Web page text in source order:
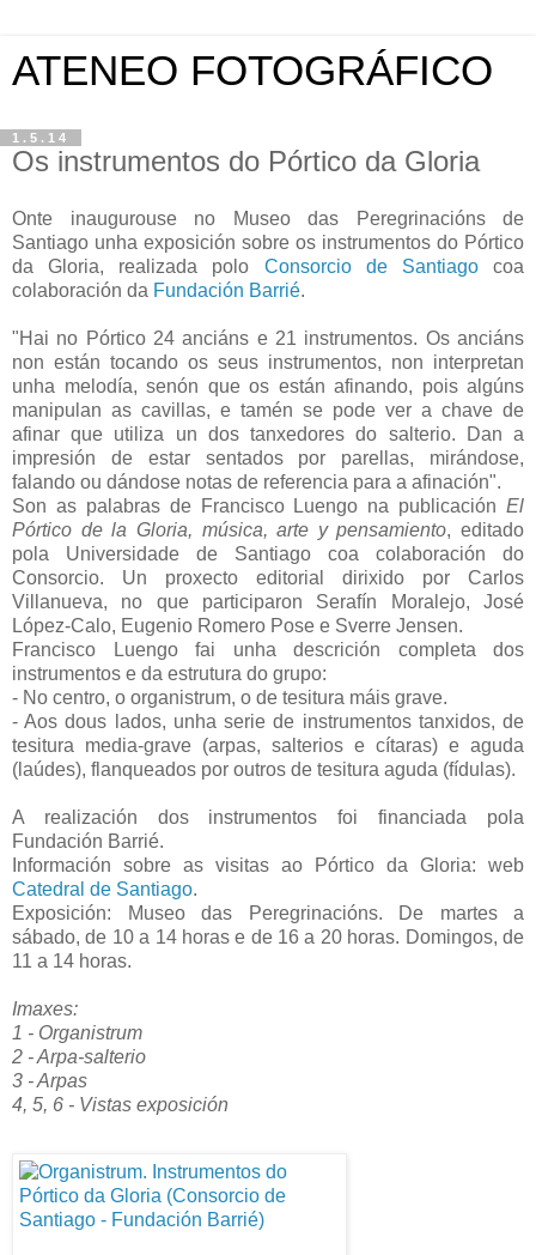
ATENEO FOTOGRÁFICO
1.5.14
Os instrumentos do Pórtico da Gloria
Onte inaugurouse no Museo das Peregrinacións de
Santiago unha exposición sobre os instrumentos do Pórtico
da Gloria, realizada polo Consorcio de Santiagocoa
colaboración da Fundación Barrié.
"Hai no Pórtico 24 anciáns e 21 instrumentos. Os anciáns
non están tocando os seus instrumentos, non interpretan
unha melodía, senón que os están afinando, pois algúns
manipulan as cavillas, e tamén se pode ver a chave de
afinar que utiliza un dos tanxedores do salterio. Dan a
impresión de estar sentados por parellas, mirándose,
falando ou dándose notas de referencia para a afinación".
Son as palabras de Francisco Luengo na publicación El
Pórtico de la Gloria, música, arte y pensamiento, editado
pola Universidade de Santiago coa colaboración do
Consorcio. Un proxecto editorial dirixido por Carlos
Villanueva, no que participaron Serafín Moralejo, José
López-Calo, Eugenio Romero Pose e Sverre Jensen.
Francisco Luengo fai unha descrición completa dos
instrumentos e da estrutura do grupo:
- No centro, o organistrum, o de tesitura máis grave.
- Aos dous lados, unha serie de instrumentos tanxidos, de
tesitura media-grave (arpas, salterios e cítaras) e aguda
(laúdes), flanqueados por outros de tesitura aguda (fídulas).
A realización dos instrumentos foi financiada pola
Fundación Barrié.
Información sobre as visitas ao Pórtico da Gloria: web
Catedral de Santiago.
Exposición: Museo das Peregrinacións. De martes a
sábado, de 10 a 14 horas e de 16 a 20 horas. Domingos, de
11 a 14 horas.
Imaxes:
1 - Organistrum
2 - Arpa-salterio
3 - Arpas
4, 5, 6 - Vistas exposición